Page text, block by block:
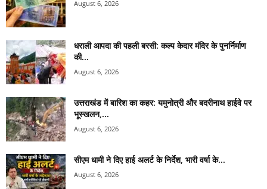
August 6, 2026
धराली आपदा की पहली बरसी: कल्प केदार मंदिर के पुनर्निर्माण
की...
August 6, 2026
उत्तराखंड में बारिश का कहर: यमुनोत्री और बदरीनाथ हाईवे पर
भूस्खलन,...
August 6, 2026
सीएम धामी ने दिए हाई अलर्ट के निर्देश, भारी वर्षा के...
August 6, 2026